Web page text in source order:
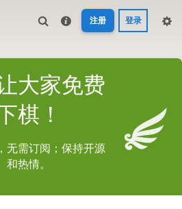
注册 登录
大家免费
棋！
无需订阅；保持开源
和热情。